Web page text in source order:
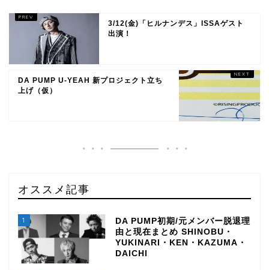
3/12(金)「ヒルナンデス」ISSAゲスト
出演！
DA PUMP U-YEAH 新プロジェクト立ち
上げ（仮）
オススメ記事
1
DA PUMP初期/元メンバー脱退理
由と現在まとめ SHINOBU・
YUKINARI・KEN・KAZUMA・
DAICHI